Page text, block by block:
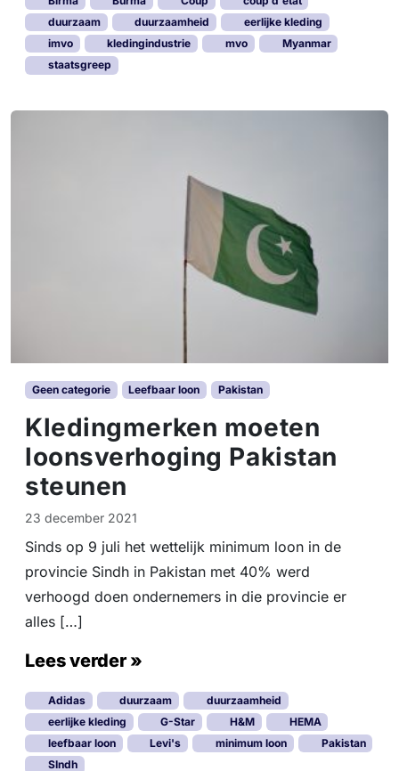
duurzaam
duurzaamheid
eerlijke kleding
imvo
kledingindustrie mvo
Myanmar
staatsgreep
Geen categorie Leefbaar loon Pakistan
Kledingmerken moeten
loonsverhoging Pakistan
steunen
23 december 2021
Sinds op 9 juli het wettelijk minimum loon in de
provincie Sindh in Pakistan met 40% werd
verhoogd doen ondernemers in die provincie er
alles […]
Lees verder »
Adidas duurzaam
duurzaamheid
eerlijke kleding
G-Star H&M
HEMA
leefbaar loon
Levi's minimum loon
Pakistan
SIndh